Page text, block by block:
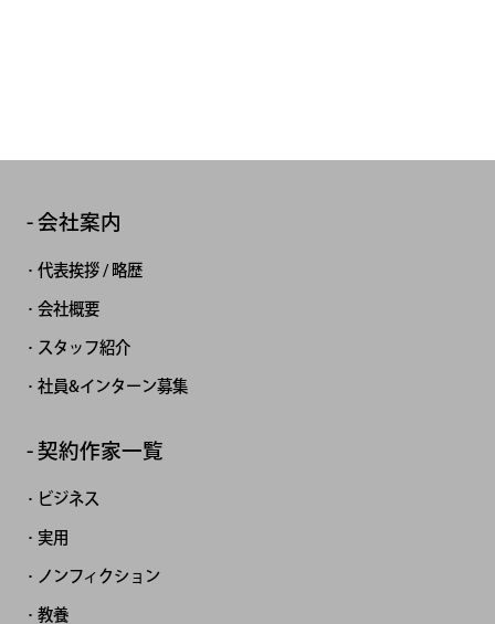
会社案内
代表挨拶 / 略歴
会社概要
スタッフ紹介
社員&インターン募集
契約作家一覧
ビジネス
実用
ノンフィクション
教養